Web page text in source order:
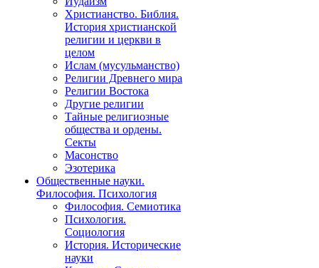
Христианство. Библия.
История христианской
религии и церкви в
целом
Ислам (мусульманство)
Религии Древнего мира
Религии Востока
Другие религии
Тайные религиозные
общества и ордены.
Секты
Масонство
Эзотерика
Общественные науки.
Философия. Психология
Философия. Семиотика
Психология.
Социология
История. Исторические
науки